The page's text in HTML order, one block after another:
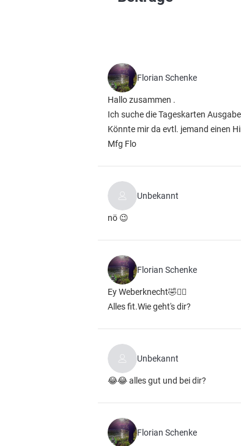
Florian Schenke
Hallo zusammen .
Ich suche die Tageskarten
Könnte mir da evtl. jemand einen
Mfg Flo
Unbekannt
nö 😉
Florian Schenke
Ey Weberknecht🤣✋🏻
Alles fit.Wie geht's dir?
Unbekannt
😂😂 alles gut und bei dir?
Florian Schenke